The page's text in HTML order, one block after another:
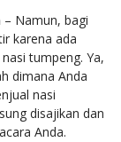
– Namun, bagi
karena ada
tumpeng. Ya,
dimana Anda
nasi
disajikan dan
Anda.